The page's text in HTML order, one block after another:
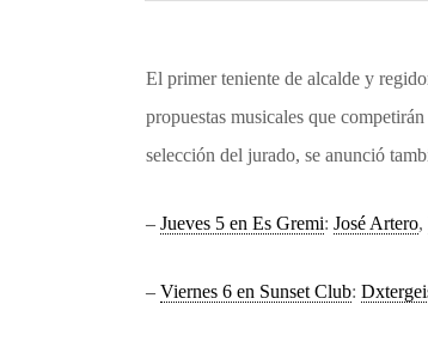
El primer teniente de alcalde y
propuestas musicales que
selección del jurado, se anunció
– Jueves 5 en Es Gremi: José Artero,
– Viernes 6 en Sunset Club: